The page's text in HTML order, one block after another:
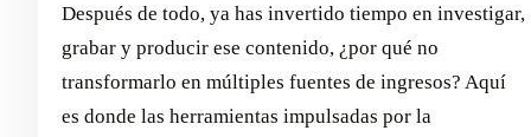
Después de todo, ya has invertido tiempo en investigar,
grabar y producir ese contenido, ¿por qué no
transformarlo en múltiples fuentes de ingresos? Aquí
es donde las herramientas impulsadas por la